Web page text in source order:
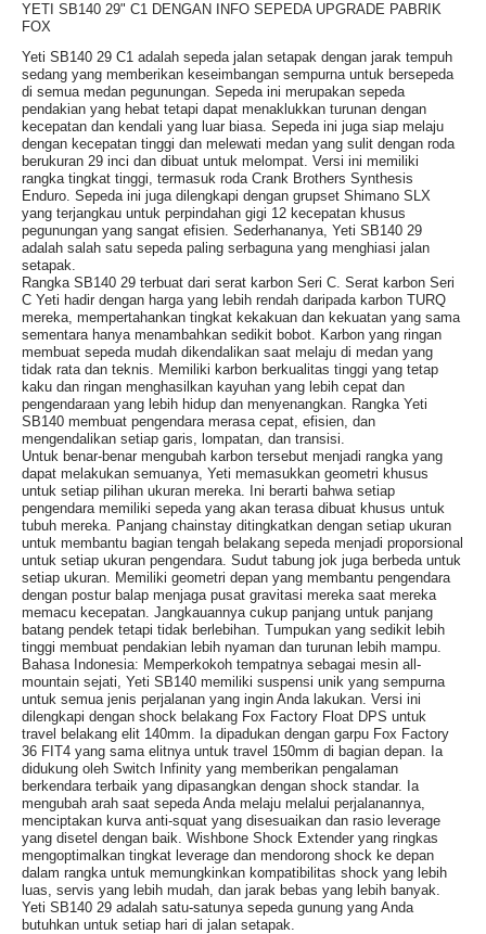
YETI SB140 29" C1 DENGAN INFO SEPEDA UPGRADE PABRIK
FOX
Yeti SB140 29 C1 adalah sepeda jalan setapak dengan jarak tempuh
sedang yang memberikan keseimbangan sempurna untuk bersepeda
di semua medan pegunungan. Sepeda ini merupakan sepeda
pendakian yang hebat tetapi dapat menaklukkan turunan dengan
kecepatan dan kendali yang luar biasa. Sepeda ini juga siap melaju
dengan kecepatan tinggi dan melewati medan yang sulit dengan roda
berukuran 29 inci dan dibuat untuk melompat. Versi ini memiliki
rangka tingkat tinggi, termasuk roda Crank Brothers Synthesis
Enduro. Sepeda ini juga dilengkapi dengan grupset Shimano SLX
yang terjangkau untuk perpindahan gigi 12 kecepatan khusus
pegunungan yang sangat efisien. Sederhananya, Yeti SB140 29
adalah salah satu sepeda paling serbaguna yang menghiasi jalan
setapak.
Rangka SB140 29 terbuat dari serat karbon Seri C. Serat karbon Seri
C Yeti hadir dengan harga yang lebih rendah daripada karbon TURQ
mereka, mempertahankan tingkat kekakuan dan kekuatan yang sama
sementara hanya menambahkan sedikit bobot. Karbon yang ringan
membuat sepeda mudah dikendalikan saat melaju di medan yang
tidak rata dan teknis. Memiliki karbon berkualitas tinggi yang tetap
kaku dan ringan menghasilkan kayuhan yang lebih cepat dan
pengendaraan yang lebih hidup dan menyenangkan. Rangka Yeti
SB140 membuat pengendara merasa cepat, efisien, dan
mengendalikan setiap garis, lompatan, dan transisi.
Untuk benar-benar mengubah karbon tersebut menjadi rangka yang
dapat melakukan semuanya, Yeti memasukkan geometri khusus
untuk setiap pilihan ukuran mereka. Ini berarti bahwa setiap
pengendara memiliki sepeda yang akan terasa dibuat khusus untuk
tubuh mereka. Panjang chainstay ditingkatkan dengan setiap ukuran
untuk membantu bagian tengah belakang sepeda menjadi proporsional
untuk setiap ukuran pengendara. Sudut tabung jok juga berbeda untuk
setiap ukuran. Memiliki geometri depan yang membantu pengendara
dengan postur balap menjaga pusat gravitasi mereka saat mereka
memacu kecepatan. Jangkauannya cukup panjang untuk panjang
batang pendek tetapi tidak berlebihan. Tumpukan yang sedikit lebih
tinggi membuat pendakian lebih nyaman dan turunan lebih mampu.
Bahasa Indonesia: Memperkokoh tempatnya sebagai mesin all-
mountain sejati, Yeti SB140 memiliki suspensi unik yang sempurna
untuk semua jenis perjalanan yang ingin Anda lakukan. Versi ini
dilengkapi dengan shock belakang Fox Factory Float DPS untuk
travel belakang elit 140mm. Ia dipadukan dengan garpu Fox Factory
36 FIT4 yang sama elitnya untuk travel 150mm di bagian depan. Ia
didukung oleh Switch Infinity yang memberikan pengalaman
berkendara terbaik yang dipasangkan dengan shock standar. Ia
mengubah arah saat sepeda Anda melaju melalui perjalanannya,
menciptakan kurva anti-squat yang disesuaikan dan rasio leverage
yang disetel dengan baik. Wishbone Shock Extender yang ringkas
mengoptimalkan tingkat leverage dan mendorong shock ke depan
dalam rangka untuk memungkinkan kompatibilitas shock yang lebih
luas, servis yang lebih mudah, dan jarak bebas yang lebih banyak.
Yeti SB140 29 adalah satu-satunya sepeda gunung yang Anda
butuhkan untuk setiap hari di jalan setapak.